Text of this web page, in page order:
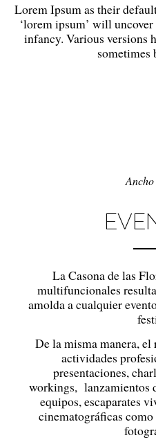
Lorem Ipsum as their
‘lorem ipsum’ will
infancy. Various versions
sometimes
La Casona de las
multifuncionales
amolda a cualquier
De la misma manera, el
actividades
presentaciones,
workings, lanzamientos
equipos, escaparates
cinematográficas